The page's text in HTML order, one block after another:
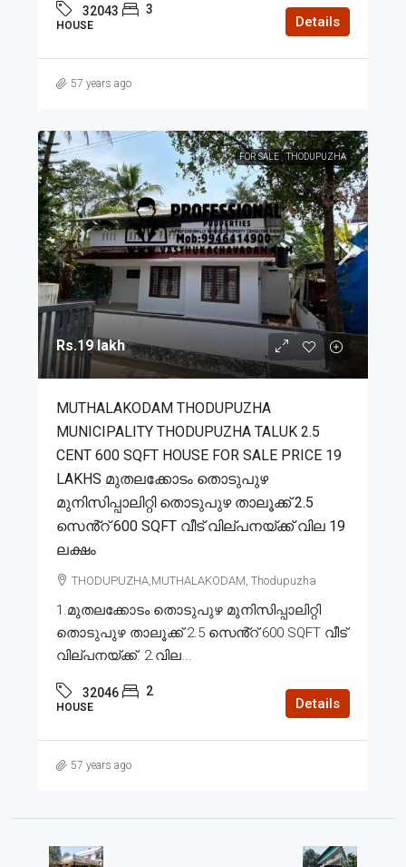
32043 3
HOUSE Details
57 years ago
FOR SALE THODUPUZHA
Rs.19 lakh
MUTHALAKODAM THODUPUZHA
MUNICIPALITY THODUPUZHA TALUK 2.5
CENT 600 SQFT HOUSE FOR SALE PRICE 19
LAKHS മുതലക്കോടം തൊടുപുഴ
മുനിസിപ്പാലിറ്റി തൊടുപുഴ താലൂക്ക് 2.5
സെൻ്റ് 600 SQFT വീട് വില്പനയ്ക്ക് വില 19
ലക്ഷം
THODUPUZHA,MUTHALAKODAM, Thodupuzha
1.മുതലക്കോടം തൊടുപുഴ മുനിസിപ്പാലിറ്റി
തൊടുപുഴ താലൂക്ക് 2.5 സെൻ്റ് 600 SQFT വീട്
വില്പനയ്ക്ക്. 2.വില...
32046 2
HOUSE Details
57 years ago